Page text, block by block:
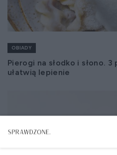
OBIADY
Pierogi na słodko i słono.
ułatwią lepienie